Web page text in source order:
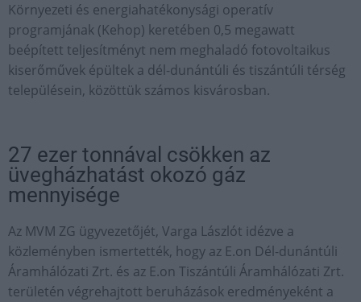
Környezeti és energiahatékonysági operatív
programjának (Kehop) keretében 0,5 megawatt
beépített teljesítményt nem meghaladó fotovoltaikus
kiserőművek épültek a dél-dunántúli és tiszántúli térség
településein, közöttük számos kisvárosban.
27 ezer tonnával csökken az
üvegházhatást okozó gáz
mennyisége
Az MVM ZG ügyvezetőjét, Varga Lászlót idézve a
közleményben ismertették, hogy az E.on Dél-dunántúli
Áramhálózati Zrt. és az E.on Tiszántúli Áramhálózati Zrt.
területén végrehajtott beruházások eredményeként a